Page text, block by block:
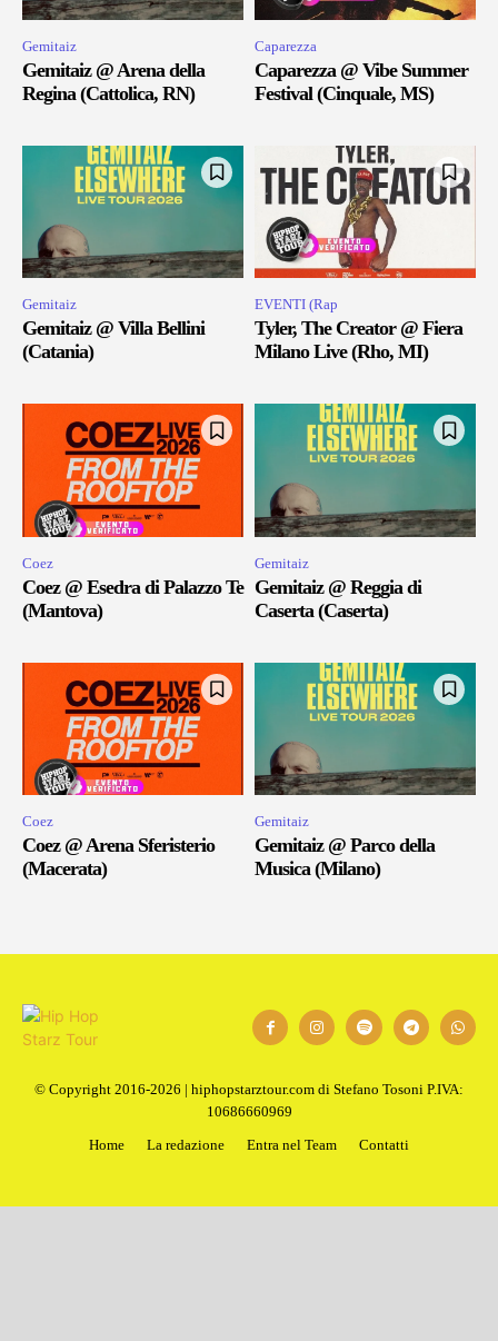
Gemitaiz
Gemitaiz @ Arena della
Regina (Cattolica, RN)
Caparezza
Caparezza @ Vibe Summer
Festival (Cinquale, MS)
Gemitaiz
Gemitaiz @ Villa Bellini
(Catania)
EVENTI (Rap
Tyler, The Creator @ Fiera
Milano Live (Rho, MI)
Coez
Coez @ Esedra di Palazzo Te
(Mantova)
Gemitaiz
Gemitaiz @ Reggia di
Caserta (Caserta)
Coez
Coez @ Arena Sferisterio
(Macerata)
Gemitaiz
Gemitaiz @ Parco della
Musica (Milano)
© Copyright 2016-2026 | hiphopstarztour.com di Stefano Tosoni P.IVA:
10686660969
Home
La redazione Entra nel Team Contatti